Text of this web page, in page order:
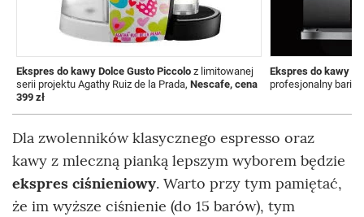
Ekspres do kawy Dolce Gusto Piccolo z limitowanej
serii projektu Agathy Ruiz de la Prada, Nescafe, cena
399 zł
Ekspres do kawy
profesjonalny
Dla zwolenników klasycznego espresso oraz
kawy z mleczną pianką lepszym wyborem będzie
ekspres ciśnieniowy. Warto przy tym pamiętać,
że im wyższe ciśnienie (do 15 barów), tym